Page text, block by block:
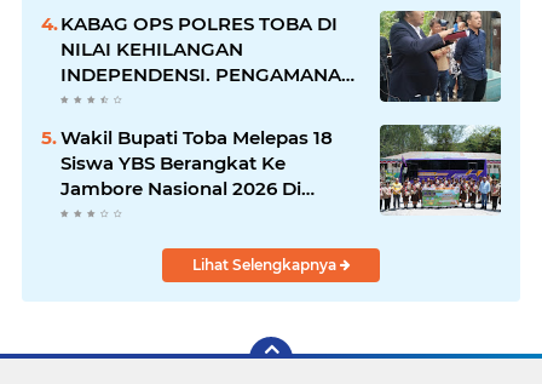
KABAG OPS POLRES TOBA DI
NILAI KEHILANGAN
INDEPENDENSI. PENGAMANAN
PENEMBOKAN TANAH DI
LAGUBOTI DAPAT SOROTAN.
Wakil Bupati Toba Melepas 18
Siswa YBS Berangkat Ke
Jambore Nasional 2026 Di
Cibubur.
Lihat Selengkapnya